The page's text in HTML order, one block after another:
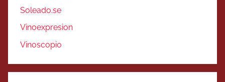
Soleado.se
Vinoexpresion
Vinoscopio